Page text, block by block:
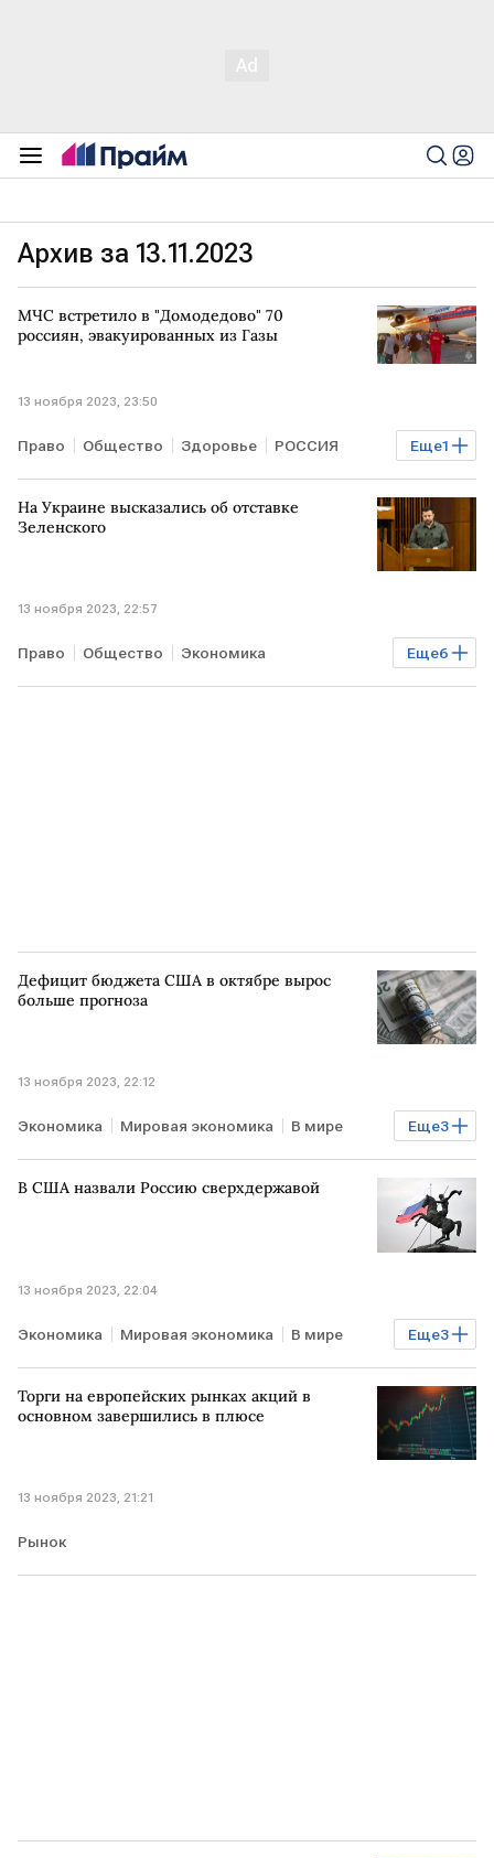
Архив за 13.11.2023
МЧС встретило в "Домодедово" 70
россиян, эвакуированных из Газы
13 ноября 2023, 23:50
Еще1
Право Общество Здоровье РОССИЯ
МЧС СЕКТОР ГАЗА
На Украине высказались об отставке
Зеленского
13 ноября 2023, 22:57
Еще6
Право Общество Экономика
Мировая экономика В мире УКРАИНА
Дефицит бюджета США в октябре вырос
больше прогноза
13 ноября 2023, 22:12
Еще3
Экономика Мировая экономика В мире
США дефицит бюджета бюджет
В США назвали Россию сверхдержавой
13 ноября 2023, 22:04
Еще3
Экономика Мировая экономика В мире
США РОССИЯ мнение
Торги на европейских рынках акций в
основном завершились в плюсе
13 ноября 2023, 21:21
Рынок